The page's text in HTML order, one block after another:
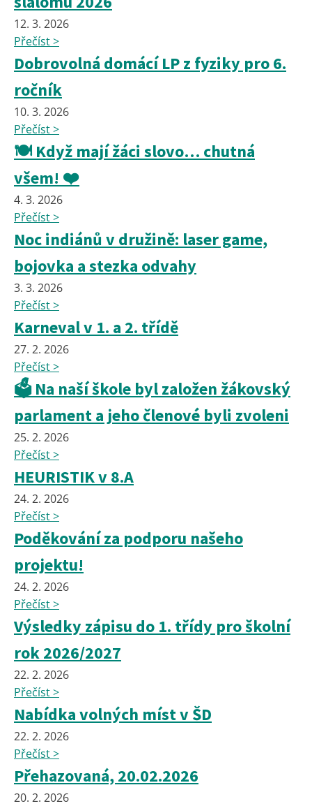
12. 3. 2026
Přečíst >
Dobrovolná domácí LP z fyziky pro 6.
ročník
10. 3. 2026
Přečíst >
🍽️ Když mají žáci slovo… chutná
všem! ❤️
4. 3. 2026
Přečíst >
Noc indiánů v družině: laser game,
bojovka a stezka odvahy
3. 3. 2026
Přečíst >
Karneval v 1. a 2. třídě
27. 2. 2026
Přečíst >
🗳️ Na naší škole byl založen žákovský
parlament a jeho členové byli zvoleni
25. 2. 2026
Přečíst >
HEURISTIK v 8.A
24. 2. 2026
Přečíst >
Poděkování za podporu našeho
projektu!
24. 2. 2026
Přečíst >
Výsledky zápisu do 1. třídy pro školní
rok 2026/2027
22. 2. 2026
Přečíst >
Nabídka volných míst v ŠD
22. 2. 2026
Přečíst >
Přehazovaná, 20.02.2026
20. 2. 2026